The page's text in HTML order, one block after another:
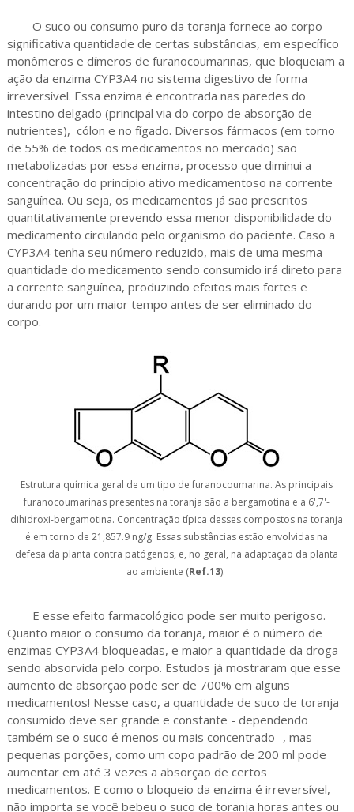
O suco ou consumo puro da toranja fornece ao corpo
significativa quantidade de certas substâncias, em específico
monômeros e dímeros de furanocoumarinas, que bloqueiam a
ação da enzima CYP3A4 no sistema digestivo de forma
irreversível. Essa enzima é encontrada nas paredes do
intestino delgado (principal via do corpo de absorção de
nutrientes), cólon e no fígado. Diversos fármacos (em torno
de 55% de todos os medicamentos no mercado) são
metabolizadas por essa enzima, processo que diminui a
concentração do princípio ativo medicamentoso na corrente
sanguínea. Ou seja, os medicamentos já são prescritos
quantitativamente prevendo essa menor disponibilidade do
medicamento circulando pelo organismo do paciente. Caso a
CYP3A4 tenha seu número reduzido, mais de uma mesma
quantidade do medicamento sendo consumido irá direto para
a corrente sanguínea, produzindo efeitos mais fortes e
durando por um maior tempo antes de ser eliminado do
corpo.
Estrutura química geral de um tipo de furanocoumarina. As principais
furanocoumarinas presentes na toranja são a bergamotina e a 6',7'-
dihidroxi-bergamotina. Concentração típica desses compostos na toranja
é em torno de 21,857.9 ng/g. Essas substâncias estão envolvidas na
defesa da planta contra patógenos, e, no geral, na adaptação da planta
ao ambiente (Ref.13).
E esse efeito farmacológico pode ser muito perigoso.
Quanto maior o consumo da toranja, maior é o número de
enzimas CYP3A4 bloqueadas, e maior a quantidade da droga
sendo absorvida pelo corpo. Estudos já mostraram que esse
aumento de absorção pode ser de 700% em alguns
medicamentos! Nesse caso, a quantidade de suco de toranja
consumido deve ser grande e constante - dependendo
também se o suco é menos ou mais concentrado -, mas
pequenas porções, como um copo padrão de 200 ml pode
aumentar em até 3 vezes a absorção de certos
medicamentos. E como o bloqueio da enzima é irreversível,
não importa se você bebeu o suco de toranja horas antes ou